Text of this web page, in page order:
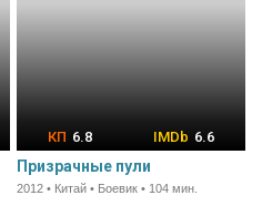
6.8 6.6
Призрачные пули
2012 • Китай • Боевик • 104 мин.